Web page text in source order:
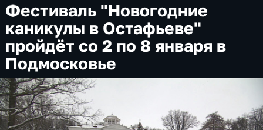
Фестиваль "Новогодние
каникулы в Остафьеве"
пройдёт со 2 по 8 января в
Подмосковье